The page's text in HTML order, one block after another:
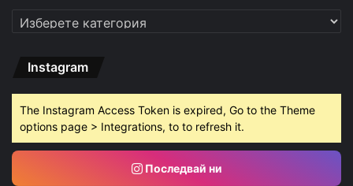
Категории
Instagram
The Instagram Access Token is expired, Go to the Theme
options page > Integrations, to to refresh it.
Последвай ни